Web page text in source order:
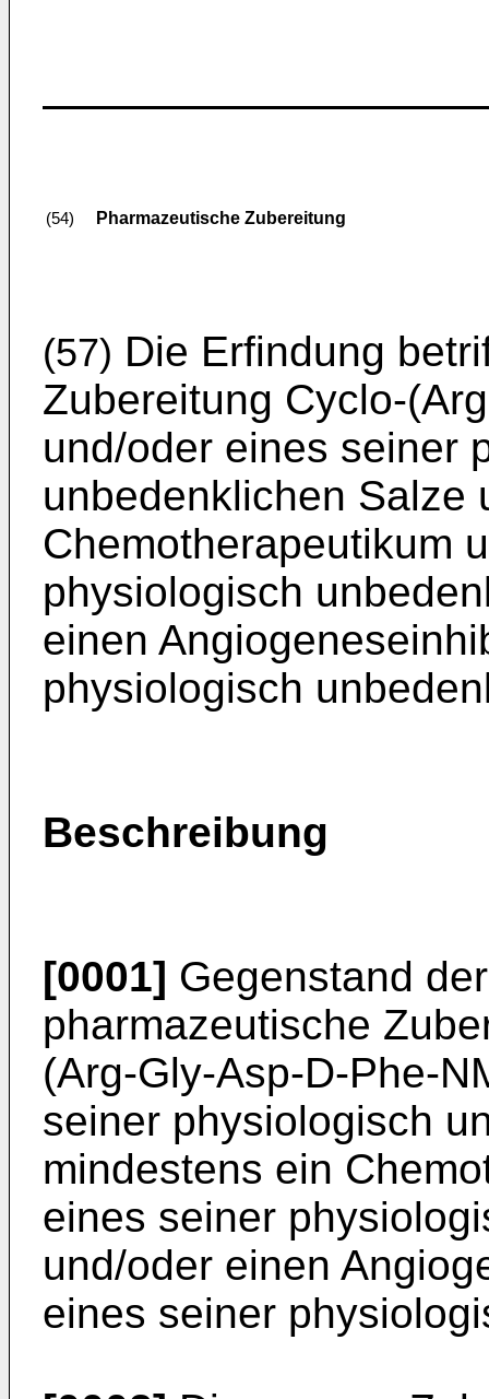
(54) Pharmazeutische Zubereitung
(57) Die Erfindung
Zubereitung Cyclo-
und/oder eines seiner
unbedenklichen Salze
Chemotherapeutikum
physiologisch
einen
physiologisch
Beschreibung
[0001] Gegenstand
pharmazeutische
(Arg-Gly-Asp-D-Phe-
seiner physiologisch
mindestens ein
eines seiner
und/oder einen
eines seiner